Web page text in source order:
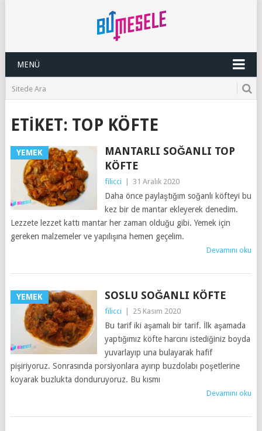
MENÜ
ETIKET: TOP KÖFTE
YEMEK
MANTARLI SOĞANLI TOP
KÖFTE
filicci 31 Aralık 2020
Daha önce paylaştığım soğanlı köfteyi bu
kez bir de mantar ekleyerek denedim.
Lezzete lezzet kattı mantar her zaman olduğu gibi. Yemek için
gereken malzemeler ve yapılışına hemen geçelim.
Devamını oku
YEMEK SOSLU SOĞANLI KÖFTE
filicci 25 Kasım 2020
Bu tarif iki aşamalı bir tarif. İlk aşamada
yaptığımız köfte harcını istediğiniz boyda
yuvarlayıp una bulayarak hafif
pişiriyoruz. Sonrasında porsiyonlara ayırıp buzdolabı poşetlerine
koyarak buzlukta donduruyoruz. Bu kısmı
Devamını oku